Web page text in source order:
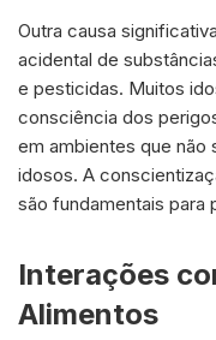
Outra causa
acidental de
e pesticidas. Muitos
consciência dos
em ambientes que não
idosos. A
são fundamentais para
Interações
Alimentos